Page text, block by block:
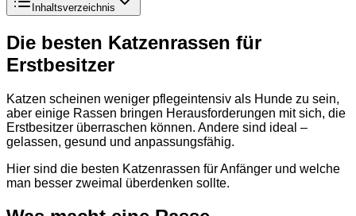
Inhaltsverzeichnis
Die besten Katzenrassen für
Erstbesitzer
Katzen scheinen weniger pflegeintensiv als Hunde zu sein,
aber einige Rassen bringen Herausforderungen mit sich, die
Erstbesitzer überraschen können. Andere sind ideal –
gelassen, gesund und anpassungsfähig.
Hier sind die besten Katzenrassen für Anfänger und welche
man besser zweimal überdenken sollte.